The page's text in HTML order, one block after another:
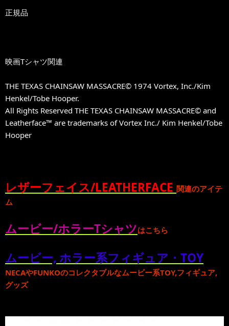
正規品
映画Tシャツ関連
THE TEXAS CHAINSAW MASSACRE© 1974 Vortex, Inc./Kim
Henkel/Tobe Hooper.
All Rights Reserved THE TEXAS CHAINSAW MASSACRE© and
Leatherface™ are trademarks of Vortex Inc./ Kim Henkel/Tobe
Hooper
レザーフェイス/LEATHERFACE 関連のアイテ
ム
ムービー/ホラーTシャツはこちら
ムービー, ホラー系フィギュア・TOY
NECAやFUNKOのコレクタブルなムービー系TOY,フィギュア,
グッズ